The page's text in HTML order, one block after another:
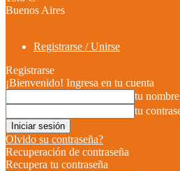
Buenos Aires
Registrarse / Unirse
Registrarse
¡Bienvenido! Ingresa en tu cuenta
tu
tu
Olvido su contraseña?
Recuperación de contraseña
Recupera tu contraseña